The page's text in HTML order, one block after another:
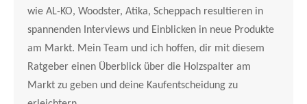
wie AL-KO, Woodster, Atika, Scheppach resultieren in
spannenden Interviews und Einblicken in neue Produkte
am Markt. Mein Team und ich hoffen, dir mit diesem
Ratgeber einen Überblick über die Holzspalter am
Markt zu geben und deine Kaufentscheidung zu